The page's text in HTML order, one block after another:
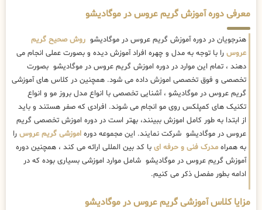
معرفی دوره آموزش گریم عروس در موگادیشو
هنرجویان در دوره آموزش گریم عروس در موگادیشو روش صحیح گریم
عروس را با توجه به مدل و چهره افراد آموزش دیده و بصورت عملی انجام می
دهند ، تمام این موارد در دوره اموزش گریم عروس در موگادیشو بصورت
تخصصی و فوق تخصصی اموزش داده می شود. همچنین در کلاس های آموزشی
گریم عروس در موگادیشو ، آشنایی تخصصی با انواع مدل بروز مو و انواع
تکنیک های کمپلکس روی مو انجام می شوند. افرادی که صفر هستند و باید
از ابتدا به طور کامل اموزش ببینند، بهتر است در دوره اموزش تخصصی گریم
عروس در موگادیشو شرکت نمایند. این مجموعه دوره اموزشی گریم عروس را
به همراه مدرک فنی و حرفه ای با کد بین المللی ارائه می کند ، همچنین دوره
آموزش گریم عروس در موگادیشو شامل موارد اموزشی بسیاری بوده که در
ادامه بطور مفصل ذکر می کنیم.
مزایا کلاس آموزشی گریم عروس در موگادیشو